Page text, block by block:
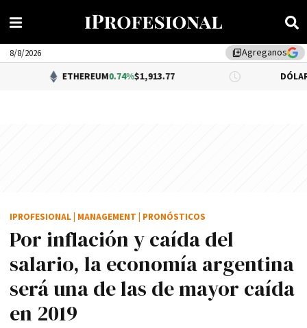
library_addAgreganos
8/8/2026
ETHEREUM0.74%$1,913.77 DÓLAR BNA
Por inflación y caída del
salario, la economía argentina
será una de las de mayor caída
en 2019
IPROFESIONAL MANAGEMENT PRONÓSTICOS